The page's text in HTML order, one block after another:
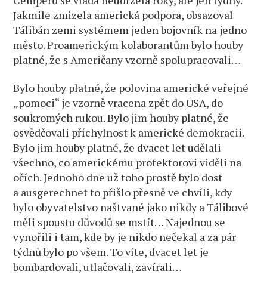
Jakmile zmizela americká podpora, obsazoval
Tálibán zemi systémem jeden bojovník na jedno
město. Proamerickým kolaborantům bylo houby
platné, že s Američany vzorně spolupracovali…
Bylo houby platné, že polovina americké veřejné
„pomoci“ je vzorně vracena zpět do USA, do
soukromých rukou. Bylo jim houby platné, že
osvědčovali příchylnost k americké demokracii.
Bylo jim houby platné, že dvacet let udělali
všechno, co americkému protektorovi viděli na
očích. Jednoho dne už toho prostě bylo dost
a ausgerechnet to přišlo přesně ve chvíli, kdy
bylo obyvatelstvo naštvané jako nikdy a Tálibové
měli spoustu důvodů se mstít… Najednou se
vynořili i tam, kde by je nikdo nečekal a za pár
týdnů bylo po všem. To víte, dvacet let je
bombardovali, utlačovali, zavírali…